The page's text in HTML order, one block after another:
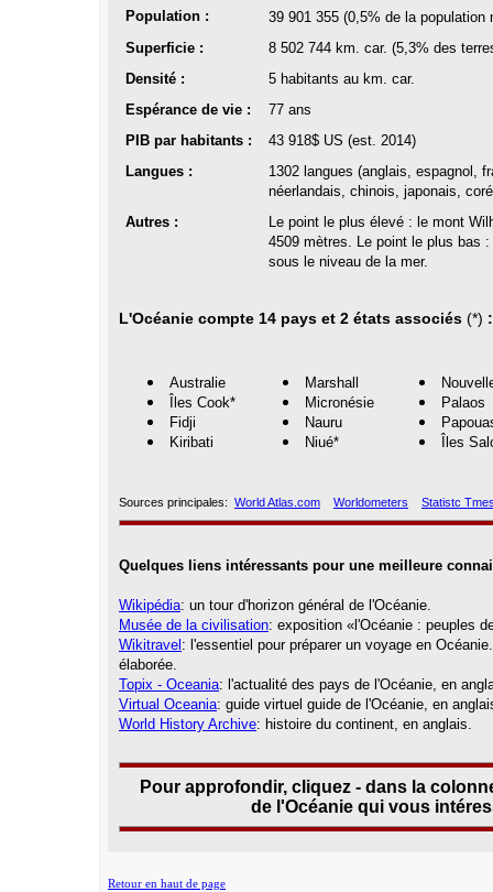
Population : 39 901 355 (0,5% de la population
Superficie :
8 502 744 km. car. (5,3% des
Densité :
5 habitants au km. car.
Espérance de vie :
77 ans
PIB par habitants :
43 918$ US (est. 2014)
Langues :
1302 langues (anglais, espagnol,
néerlandais, chinois, japonais,
Autres :
Le point le plus élevé : le mont
4509 mètres. Le point le plus bas
sous le niveau de la mer.
L'Océanie compte 14 pays et 2 états associés (*) :
Australie
Îles Cook*
Fidji
Kiribati
Marshall
Micronésie
Nauru
Niué*
Palaos
Îles
Sources principales: World Atlas.com Worldometers Statistc
Quelques liens intéressants pour une meilleure
Wikipédia: un tour d'horizon général de l'Océanie.
Musée de la civilisation: exposition «l'Océanie : peuples
Wikitravel : l'essentiel pour préparer un voyage en Océanie
élaborée.
Topix - Oceania: l'actualité des pays de l'Océanie, en
Virtual Oceania: guide virtuel guide de l'Océanie, en
World History Archive: histoire du continent, en anglais.
Pour approfondir, cliquez - dans la
de l'Océanie qui vous
Retour en haut de page